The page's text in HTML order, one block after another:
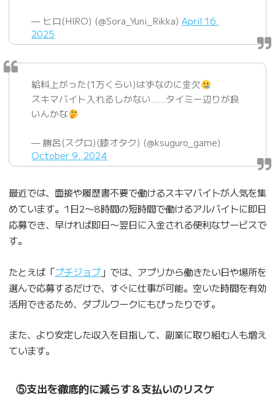
— ヒロ(HIRO) (@Sora_Yuni_Rikka)April 16,
2025
給料上がった(1万くらい)はずなのに金欠
スキマバイト入れるしかない……タイミー辺りが良
いんかな
— 勝呂(スグロ)(膝オタク) (@ksuguro_game)
October 9, 2024
最近では、面接や履歴書不要で働けるスキマバイトが人気を集
めています。1日2〜8時間の短時間で働けるアルバイトに即日
応募でき、早ければ即日〜翌日に入金される便利なサービスで
す。
たとえば「プチジョブ」では、アプリから働きたい日や場所を
選んで応募するだけで、すぐに仕事が可能。空いた時間を有効
活用できるため、ダブルワークにもぴったりです。
また、より安定した収入を目指して、副業に取り組む人も増え
ています。
⑤支出を徹底的に減らす＆支払いのリスケ